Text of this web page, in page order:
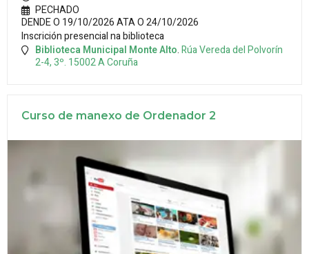
PECHADO
DENDE O 19/10/2026 ATA O 24/10/2026
Inscrición presencial na biblioteca
Biblioteca Municipal Monte Alto.Rúa Vereda del Polvorín
2-4, 3º. 15002A Coruña
Curso de manexo de Ordenador 2